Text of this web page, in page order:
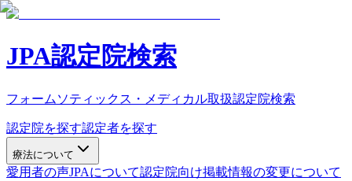
JPA認定院検索
フォームソティックス・メディカル取扱認定院検索
認定院を探す認定者を探す
療法について
愛用者の声JPAについて認定院向け掲載情報の変更について